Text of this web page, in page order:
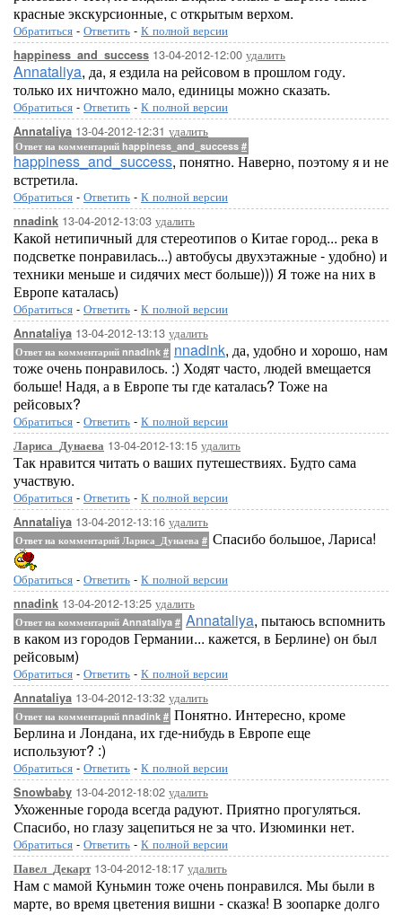
красные экскурсионные, с открытым верхом.
Обратиться - Ответить - К полной версии
happiness_and_success 13-04-2012-12:00 удалить
Annataliya, да, я ездила на рейсовом в прошлом году.
только их ничтожно мало, единицы можно сказать.
Обратиться - Ответить - К полной версии
Annataliya 13-04-2012-12:31 удалить
Ответ на комментарий happiness_and_success #
happiness_and_success, понятно. Наверно, поэтому я и не
встретила.
Обратиться - Ответить - К полной версии
nnadink 13-04-2012-13:03 удалить
Какой нетипичный для стереотипов о Китае город... река в
подсветке понравилась...) автобусы двухэтажные - удобно) и
техники меньше и сидячих мест больше))) Я тоже на них в
Европе каталась)
Обратиться - Ответить - К полной версии
Annataliya 13-04-2012-13:13 удалить
Ответ на комментарий nnadink # nnadink, да, удобно и хорошо, нам
тоже очень понравилось. :) Ходят часто, людей вмещается
больше! Надя, а в Европе ты где каталась? Тоже на
рейсовых?
Обратиться - Ответить - К полной версии
Лариса_Дунаева 13-04-2012-13:15 удалить
Так нравится читать о ваших путешествиях. Будто сама
участвую.
Обратиться - Ответить - К полной версии
Annataliya 13-04-2012-13:16 удалить
Ответ на комментарий Лариса_Дунаева # Спасибо большое, Лариса!
Обратиться - Ответить - К полной версии
nnadink 13-04-2012-13:25 удалить
Ответ на комментарий Annataliya # Annataliya, пытаюсь вспомнить
в каком из городов Германии... кажется, в Берлине) он был
рейсовым)
Обратиться - Ответить - К полной версии
Annataliya 13-04-2012-13:32 удалить
Ответ на комментарий nnadink # Понятно. Интересно, кроме
Берлина и Лондана, их где-нибудь в Европе еще
используют? :)
Обратиться - Ответить - К полной версии
Snowbaby 13-04-2012-18:02 удалить
Ухоженные города всегда радуют. Приятно прогуляться.
Спасибо, но глазу зацепиться не за что. Изюминки нет.
Обратиться - Ответить - К полной версии
Павел_Декарт13-04-2012-18:17 удалить
Нам с мамой Куньмин тоже очень понравился. Мы были в
марте, во время цветения вишни - сказка! В зоопарке долго